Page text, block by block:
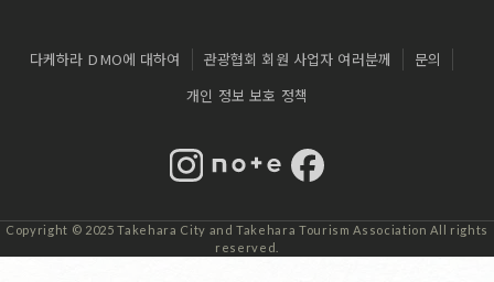
다케하라 DMO에 대하여 관광협회 회원 사업자 여러분께
문의
개인 정보 보호 정책
Instagram
note Facebook
Copyright © 2025 Takehara City and Takehara Tourism Association All rights
reserved.